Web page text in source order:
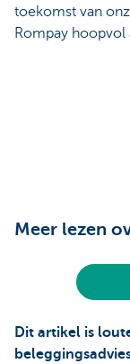
toekomst van
Rompay hoopvol
Meer lezen
Dit artikel is